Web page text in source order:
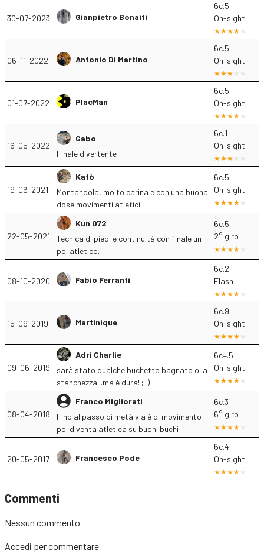
30-07-2023 Gianpietro Bonaiti
6c.5
On-sight
06-11-2022 Antonio Di Martino
6c.5
On-sight
01-07-2022 PlacMan
6c.5
On-sight
16-05-2022
Gabo
Finale divertente
6c.1
On-sight
19-06-2021
Katò
Montandola, molto carina e con una buona
dose movimenti atletici.
6c.5
On-sight
22-05-2021
Kun 072
Tecnica di piedi e continuità con finale un
po' atletico.
6c.5
2° giro
08-10-2020 Fabio Ferranti
6c.2
Flash
15-09-2019 Martinique
6c.9
On-sight
09-06-2019
Adri Charlie
sarà stato qualche buchetto bagnato o la
stanchezza...ma è dura! ;-)
6c+.5
On-sight
08-04-2018
Franco Migliorati
Fino al passo di metà via è di movimento
poi diventa atletica su buoni buchi
6c.3
6° giro
20-05-2017 Francesco Pode
6c.4
On-sight
Commenti
Nessun commento
Accedi per commentare